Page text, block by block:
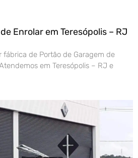
Enrolar em Teresópolis – RJ
fábrica de Portão de Garagem de
em Teresópolis – RJ e